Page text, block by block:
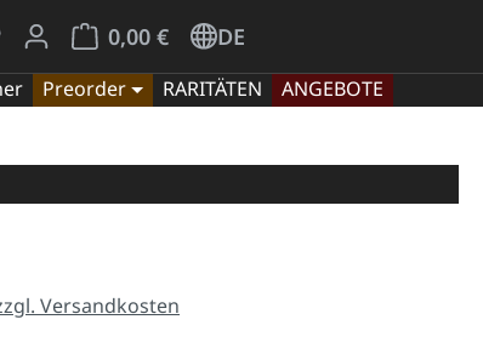
hast 0 Produkte auf dem Merkzettel
0,00 €
Warenkorb enthält 0 Positionen. Der
DE
Preorder RARITÄTEN
ANGEBOTE
Versandkosten